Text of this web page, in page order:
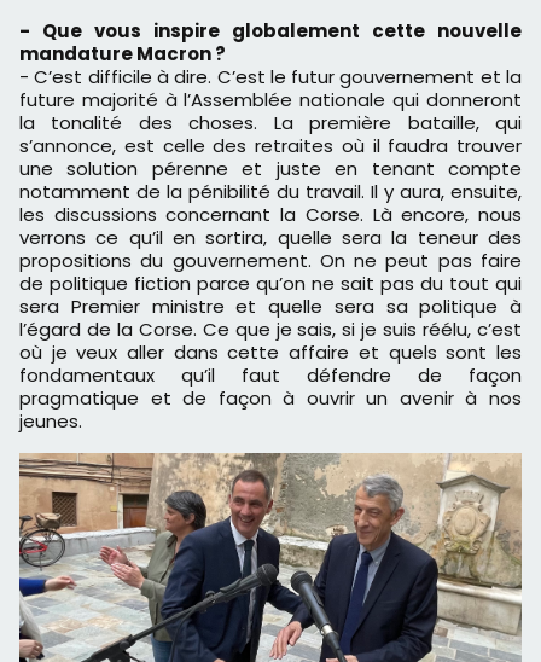
- Que vous inspire globalement cette nouvelle
mandature Macron ?
- C’est difficile à dire. C’est le futur gouvernement et la
future majorité à l’Assemblée nationale qui donneront
la tonalité des choses. La première bataille, qui
s’annonce, est celle des retraites où il faudra trouver
une solution pérenne et juste en tenant compte
notamment de la pénibilité du travail. Il y aura, ensuite,
les discussions concernant la Corse. Là encore, nous
verrons ce qu’il en sortira, quelle sera la teneur des
propositions du gouvernement. On ne peut pas faire
de politique fiction parce qu’on ne sait pas du tout qui
sera Premier ministre et quelle sera sa politique à
l’égard de la Corse. Ce que je sais, si je suis réélu, c’est
où je veux aller dans cette affaire et quels sont les
fondamentaux qu’il faut défendre de façon
pragmatique et de façon à ouvrir un avenir à nos
jeunes.